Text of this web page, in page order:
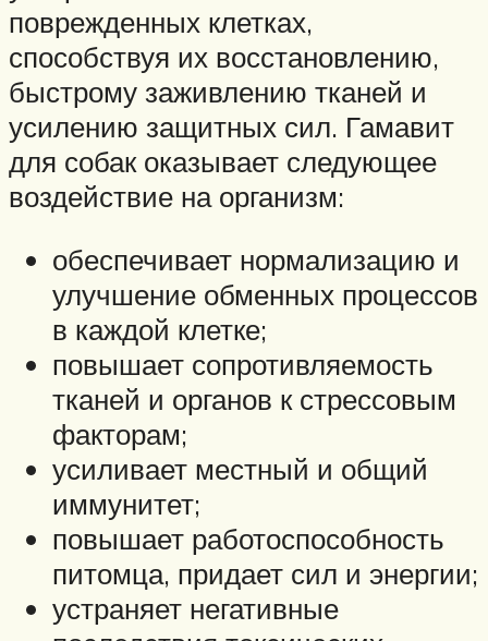
поврежденных клетках,
способствуя их восстановлению,
быстрому заживлению тканей и
усилению защитных сил. Гамавит
для собак оказывает следующее
воздействие на организм:
обеспечивает нормализацию и
улучшение обменных процессов
в каждой клетке;
повышает сопротивляемость
тканей и органов к стрессовым
факторам;
усиливает местный и общий
иммунитет;
повышает работоспособность
питомца, придает сил и энергии;
устраняет негативные